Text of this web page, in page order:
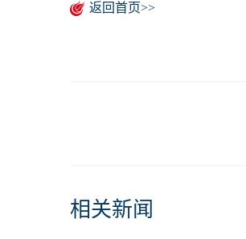
返回首页>>
相关新闻